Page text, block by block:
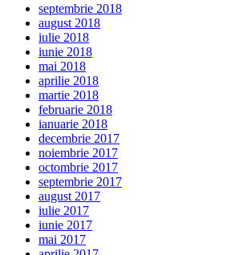
septembrie 2018
august 2018
iulie 2018
iunie 2018
mai 2018
aprilie 2018
martie 2018
februarie 2018
ianuarie 2018
decembrie 2017
noiembrie 2017
octombrie 2017
septembrie 2017
august 2017
iulie 2017
iunie 2017
mai 2017